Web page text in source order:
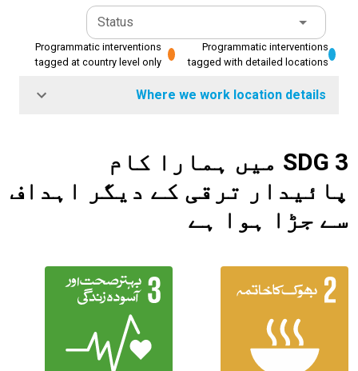
Status
Programmatic interventions
tagged with detailed locations
Programmatic interventions
tagged at country level only
Where we work location details
SDG 3 میں ہمارا کام
پائیدار ترقی کے دیگر اہداف
سے جڑا ہوا ہے